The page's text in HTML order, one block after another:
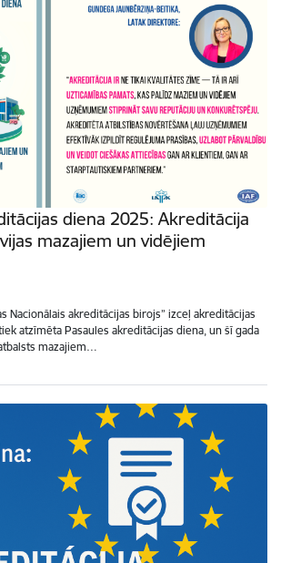
diena 2025: Akreditācija
mazajiem un vidējiem
Nacionālais akreditācijas birojs” izceļ akreditācijas
atzīmēta Pasaules akreditācijas diena, un šī gada
mazajiem…